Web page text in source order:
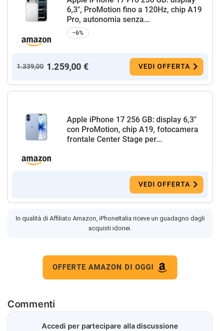
6,3", ProMotion fino a 120Hz, chip A19
Pro, autonomia senza...
−6%
1.339,00 1.259,00 € VEDI OFFERTA
Apple iPhone 17 256 GB: display 6,3"
con ProMotion, chip A19, fotocamera
frontale Center Stage per...
VEDI OFFERTA
In qualità di Affiliato Amazon, iPhoneItalia riceve un guadagno dagli
acquisti idonei.
OFFERTE AMAZON DI OGGI
Commenti
Accedi per partecipare alla discussione